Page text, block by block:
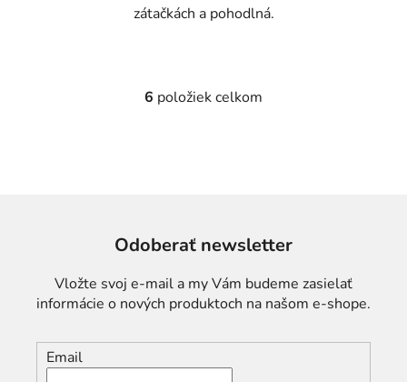
zátačkách a pohodlná.
O
i
p
r
k
y
6 položiek celkom
Odoberať newsletter
Vložte svoj e-mail a my Vám budeme zasielať
informácie o nových produktoch na našom e-shope.
Email